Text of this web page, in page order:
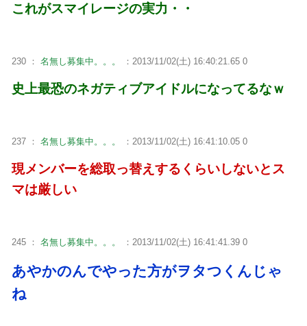
これがスマイレージの実力・・
230 ： 名無し募集中。。。 ：2013/11/02(土) 16:40:21.65 0
史上最恐のネガティブアイドルになってるなｗ
237 ： 名無し募集中。。。 ：2013/11/02(土) 16:41:10.05 0
現メンバーを総取っ替えするくらいしないとス
マは厳しい
245 ： 名無し募集中。。。 ：2013/11/02(土) 16:41:41.39 0
あやかのんでやった方がヲタつくんじゃ
ね